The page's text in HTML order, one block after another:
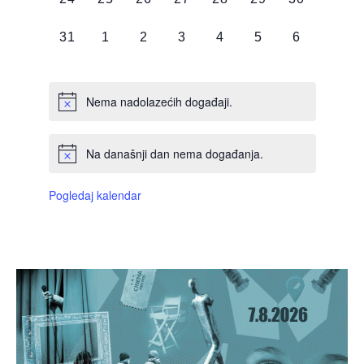
0
31
0
1
0
2
0
3
0
4
0
5
0
6
Nema nadolazećih događaji.
Na današnji dan nema događanja.
Pogledaj kalendar